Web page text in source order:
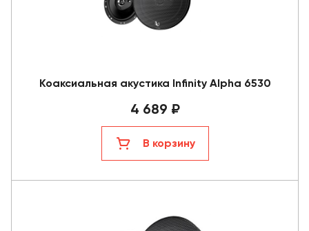
Коаксиальная акустика Infinity Alpha 6530
4 689 ₽
В корзину